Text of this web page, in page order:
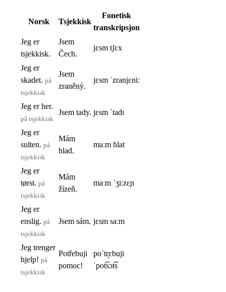
Norsk Tsjekkisk
Fonetisk
transkripsjon
Jeg er
tsjekkisk.
Jsem
Čech.
jɛsm tʃɛx
Jeg er
skadet. på
tsjekkisk
Jsem
zraněný.
jɛsm ˈzranjɛniː
Jeg er her.
på tsjekkisk
Jsem tady. jɛsm ˈtadɪ
Jeg er
sulten. på
tsjekkisk
Mám
hlad.
maːm ɦlat
Jeg er
tørst. på
tsjekkisk
Mám
žízeň.
maːm ˈʒiːzɛɲ
Jeg er
enslig. på
tsjekkisk
Jsem sám. jɛsm saːm
Jeg trenger
hjelp! på
tsjekkisk
Potřebuji
pomoc!
poˈtr̝ɛbuji
ˈpot͡sɔt͡s